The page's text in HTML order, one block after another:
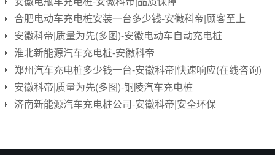
合肥电动车充电桩安装一台多少钱-安徽科帝|顾客至上
安徽科帝|质量为先(多图)-安徽电动车自动充电桩
淮北新能源汽车充电桩-安徽科帝
郑州汽车充电桩多少钱一台-安徽科帝|快速响应(在线咨询)
安徽科帝|质量为先(多图)-铜陵汽车充电桩
济南新能源汽车充电桩公司-安徽科帝|安全环保